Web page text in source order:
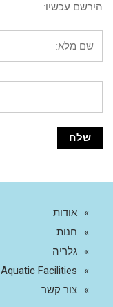
הירשם עכשיו:
אודות
חנות
גלריה
Aquatic Facilities
צור קשר